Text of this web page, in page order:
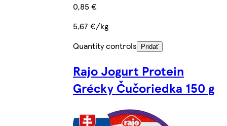
0,85 €
5,67 €/kg
Quantity controls
Pridať
Rajo Jogurt Protein
Grécky Čučoriedka 150 g